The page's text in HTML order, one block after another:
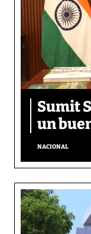
Sumit
un
NACIONAL